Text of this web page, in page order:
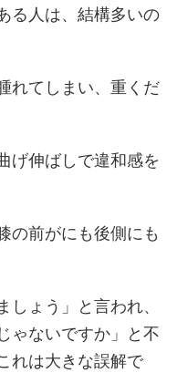
る人は、結構多いの
れてしまい、重くだ
げ伸ばしで違和感を
の前がにも後側にも
しょう」と言われ、
ゃないですか」と不
れは大きな誤解で